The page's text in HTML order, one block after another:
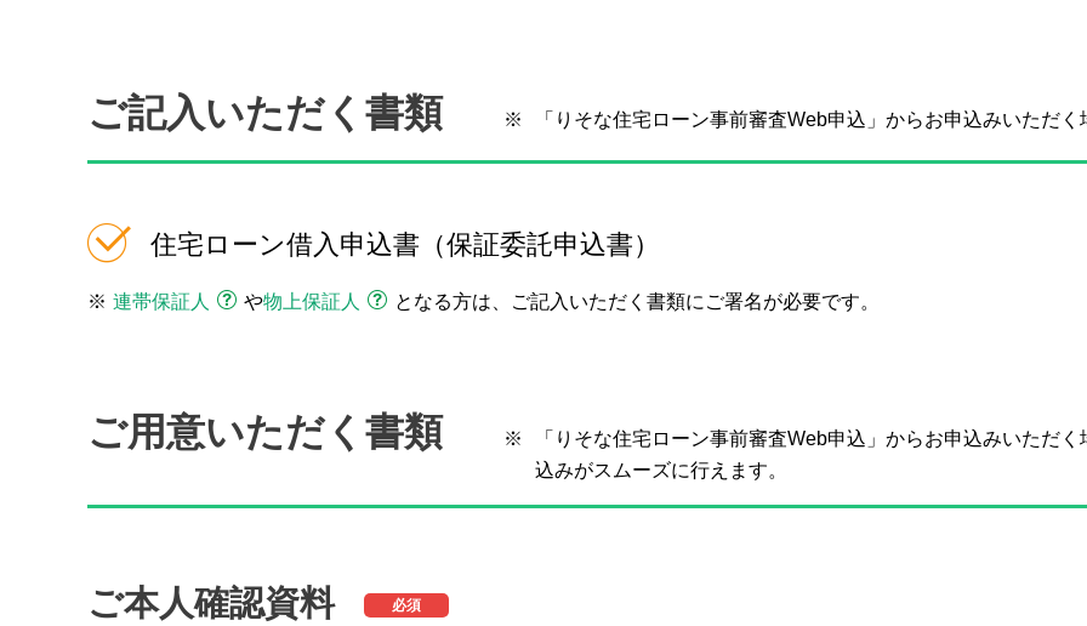
ご記入いただく書類 ※ 「りそな住宅ローン事前審査Web申込」からお申込みいただく
住宅ローン借入申込書（保証委託申込書）
※ 連帯保証人 や物上保証人 となる方は、ご記入いただく書類にご署名が必要です。
ご用意いただく書類 ※
「りそな住宅ローン事前審査Web申込」からお申込みいただ
込みがスムーズに行えます。
ご本人確認資料 必須